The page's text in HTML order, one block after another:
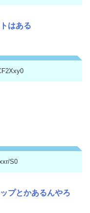
はある
S0
プとかあるんやろ